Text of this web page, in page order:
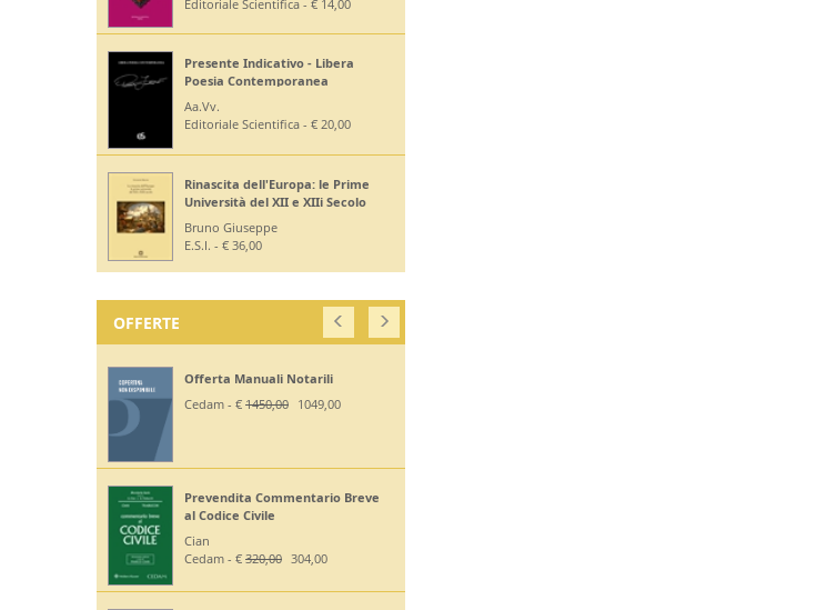
Editoriale Scientifica - € 14,00
Presente Indicativo - Libera
Poesia Contemporanea
Aa.Vv.
Editoriale Scientifica - € 20,00
Rinascita dell'Europa: le Prime
Università del XII e XIIi Secolo
Bruno Giuseppe
E.S.I. - € 36,00
OFFERTE
Offerta Manuali Notarili
Cedam - € 1450,00 1049,00
Prevendita Commentario Breve
al Codice Civile
Cian
Cedam - € 320,00 304,00